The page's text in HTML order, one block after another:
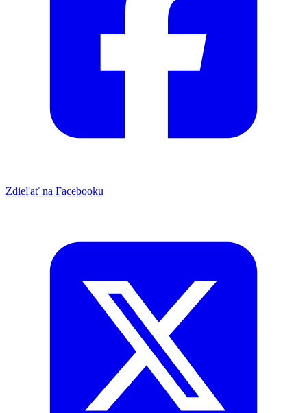
Zdieľať na Facebooku